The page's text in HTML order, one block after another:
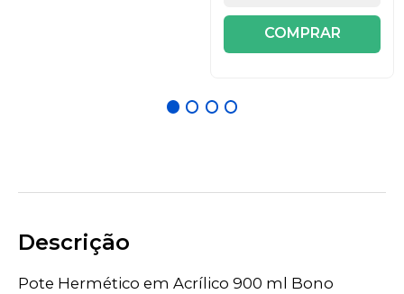
COMPRAR
Descrição
Pote Hermético em Acrílico 900 ml Bono